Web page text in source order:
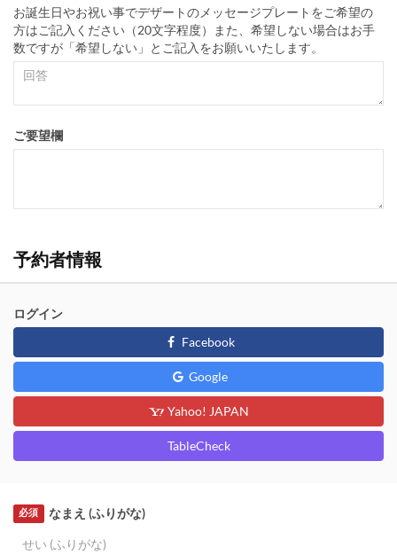
お誕生日やお祝い事でデザートのメッセージプレートをご希望の
方はご記入ください（20文字程度）また、希望しない場合はお手
数ですが「希望しない」とご記入をお願いいたします。
ご要望欄
予約者情報
ログイン
Facebook
Google
Yahoo! JAPAN
TableCheck
なまえ (ふりがな)
必須